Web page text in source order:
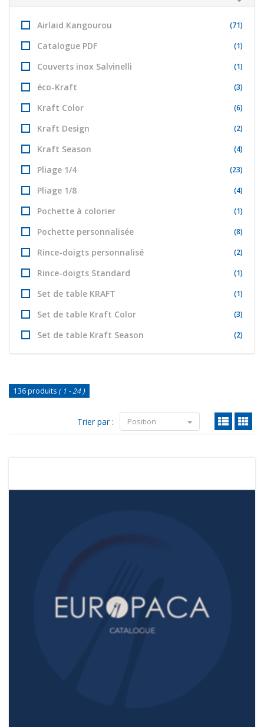
Airlaid Kangourou (71)
Catalogue PDF (1)
Couverts inox Salvinelli (1)
éco-Kraft (3)
Kraft Color (6)
Kraft Design (2)
Kraft Season (4)
Pliage 1/4 (23)
Pliage 1/8 (4)
Pochette à colorier (1)
Pochette personnalisée (8)
Rince-doigts personnalisé (2)
Rince-doigts Standard (1)
Set de table KRAFT (1)
Set de table Kraft Color (3)
Set de table Kraft Season (2)
136 produits ( 1 - 24 )
Trier par : Position